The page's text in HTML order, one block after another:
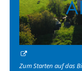
Zum Starten auf das